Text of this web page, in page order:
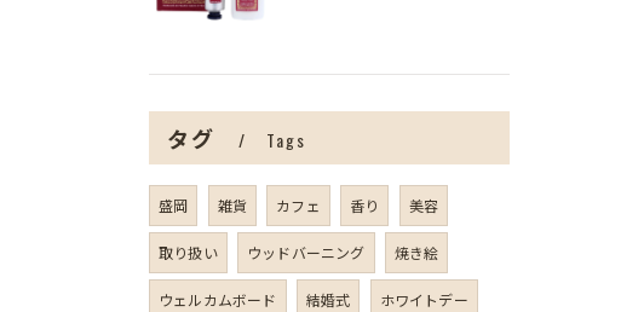
タグ Tags
盛岡 雑貨 カフェ 香り 美容
取り扱い ウッドバーニング 焼き絵
ウェルカムボード 結婚式 ホワイトデー